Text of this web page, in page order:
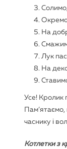
Окремо
На
Лук
На
Усе! Кролик
Пам’ятаємо,
часнику і
Котлетки з